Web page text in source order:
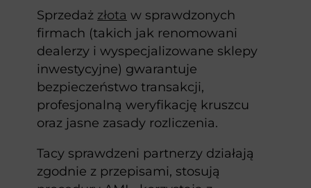
Sprzedaż złota w sprawdzonych
firmach (takich jak renomowani
dealerzy i wyspecjalizowane sklepy
inwestycyjne) gwarantuje
bezpieczeństwo transakcji,
profesjonalną weryfikację kruszcu
oraz jasne zasady rozliczenia.
Tacy sprawdzeni partnerzy działają
zgodnie z przepisami, stosują